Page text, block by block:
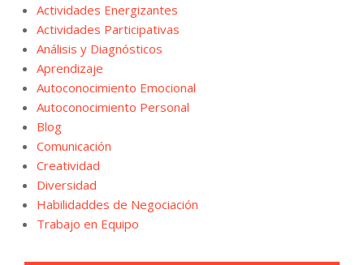
Actividades Energizantes
Actividades Participativas
Análisis y Diagnósticos
Aprendizaje
Autoconocimiento Emocional
Autoconocimiento Personal
Blog
Comunicación
Creatividad
Diversidad
Habilidaddes de Negociación
Trabajo en Equipo